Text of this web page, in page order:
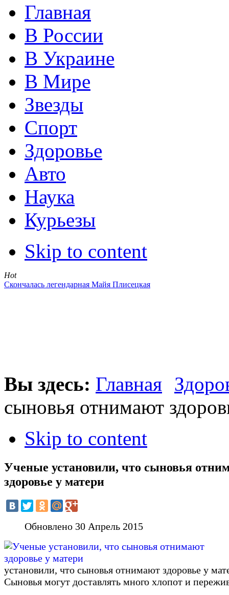
Главная
В России
В Украине
В Мире
Звезды
Спорт
Здоровье
Авто
Наука
Курьезы
Skip to content
Hot
Скончалась легендарная Майя Плисецкая
Вы здесь: Главная
сыновья отнимают
Skip to content
Ученые установили, что сыновья
здоровье у матери
Обновлено 30 Апрель 2015
установили, что сыновья отнимают здоровье у
Сыновья могут доставлять много хлопот и